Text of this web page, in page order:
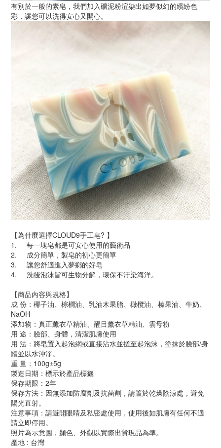
有別於一般的素皂，我們加入礦泥粉渲染出如夢似幻的繽紛色
彩，讓您可以洗得安心又開心。
【為什麼選擇CLOUD9手工皂? 】
1. 每一塊皂都是可安心使用的藝術品
2. 成分簡單，製皂的初心更簡單
3. 讓您舒適進入夢鄉的好皂
4. 洗後泡沫皆可生物分解，環保不汙染海洋。
【商品內容與規格】
成 份：椰子油、棕櫚油、乳油木果脂、橄欖油、榛果油、牛奶、
NaOH
添加物：真正薰衣草精油、醒目薰衣草精油、雲母粉
用 途：臉部、身體，清潔肌膚使用
用 法：將皂置入起泡網或直接沾水並搓至起泡沫，塗抹於臉部/身
體並以水沖淨。
重 量：100g±5g
製造日期：標示於產品標籤
保存期限：2年
保存方法：因無添加防腐劑及抗菌劑，請置於乾燥陰涼處，避免
陽光直射。
注意事項：請避開眼睛及私密處使用，使用後如肌膚有任何不適
請立即停用。
照片為示意圖，顏色、外觀以實際出貨現品為準。
產地 : 台灣